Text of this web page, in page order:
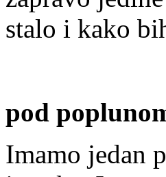
stalo i kako
pod
Imamo jedan